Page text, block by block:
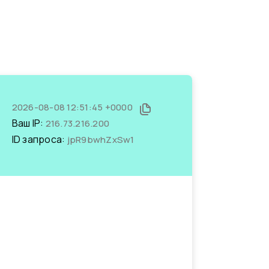
2026-08-08 12:51:45 +0000
Ваш IP: 216.73.216.200
ID запроса: jpR9bwhZxSw1